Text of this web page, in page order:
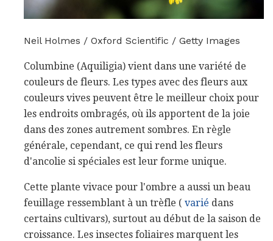
Neil Holmes / Oxford Scientific / Getty Images
Columbine (Aquiligia) vient dans une variété de
couleurs de fleurs. Les types avec des fleurs aux
couleurs vives peuvent être le meilleur choix pour
les endroits ombragés, où ils apportent de la joie
dans des zones autrement sombres. En règle
générale, cependant, ce qui rend les fleurs
d'ancolie si spéciales est leur forme unique.
Cette plante vivace pour l'ombre a aussi un beau
feuillage ressemblant à un trèfle ( varié dans
certains cultivars), surtout au début de la saison de
croissance. Les insectes foliaires marquent les